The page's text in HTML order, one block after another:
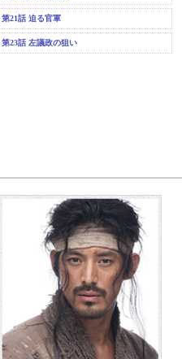
第21話 迫る官軍
第23話 左議政の狙い